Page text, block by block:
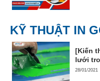
KỸ THUẬT IN
[Kiến
lưới
28/01/2021